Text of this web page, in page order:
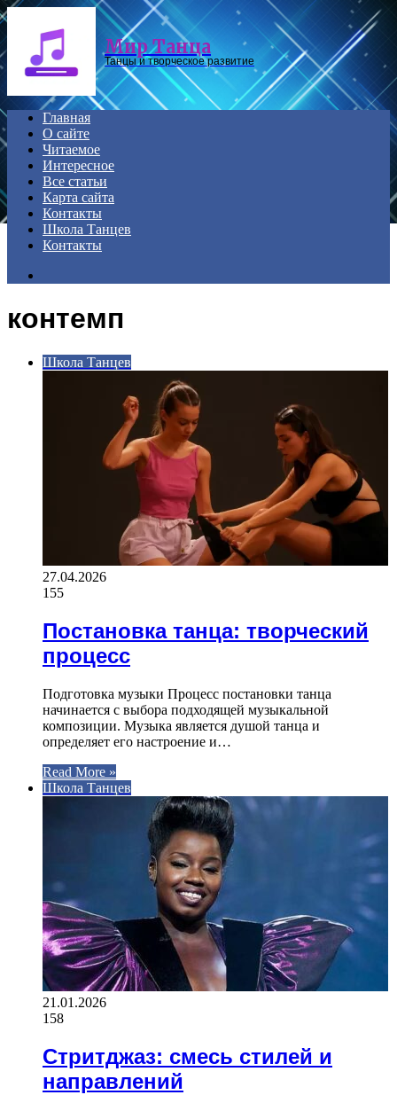
Menu
Мир Танца
Танцы и творческое развитие
Главная
О сайте
Читаемое
Интересное
Все статьи
Карта сайта
Контакты
Школа Танцев
Контакты
контемп
Школа Танцев
27.04.2026
155
Постановка танца: творческий
процесс
Подготовка музыки Процесс постановки танца
начинается с выбора подходящей музыкальной
композиции. Музыка является душой танца и
определяет его настроение и…
Read More »
Школа Танцев
21.01.2026
158
Стритджаз: смесь стилей и
направлений